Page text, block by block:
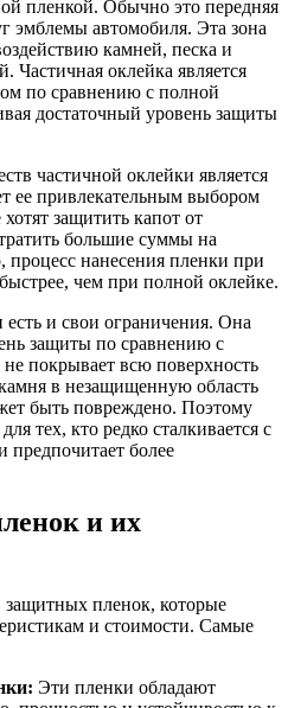
пленкой. Обычно это передняя
эмблемы автомобиля. Эта зона
камней, песка и
Частичная оклейка является
по сравнению с полной
достаточный уровень защиты
частичной оклейки является
ее привлекательным выбором
защитить капот от
большие суммы на
нанесения пленки при
чем при полной оклейке.
и свои ограничения. Она
защиты по сравнению с
покрывает всю поверхность
в незащищенную область
быть повреждено. Поэтому
тех, кто редко сталкивается с
более
и их
защитных пленок, которые
и стоимости. Самые
Эти пленки обладают